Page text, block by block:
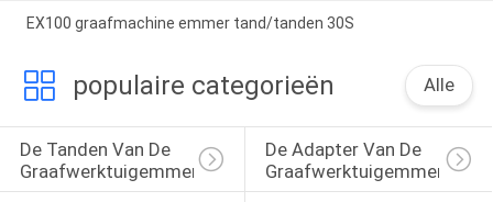
EX100 graafmachine emmer tand/tanden 30S
populaire categorieën Alle
De Tanden Van De
Graafwerktuigemmer
De Adapter Van De
Graafwerktuigemmer